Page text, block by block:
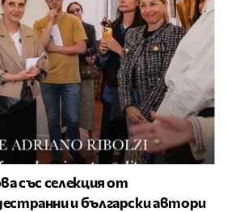
със селекция от
и български автори